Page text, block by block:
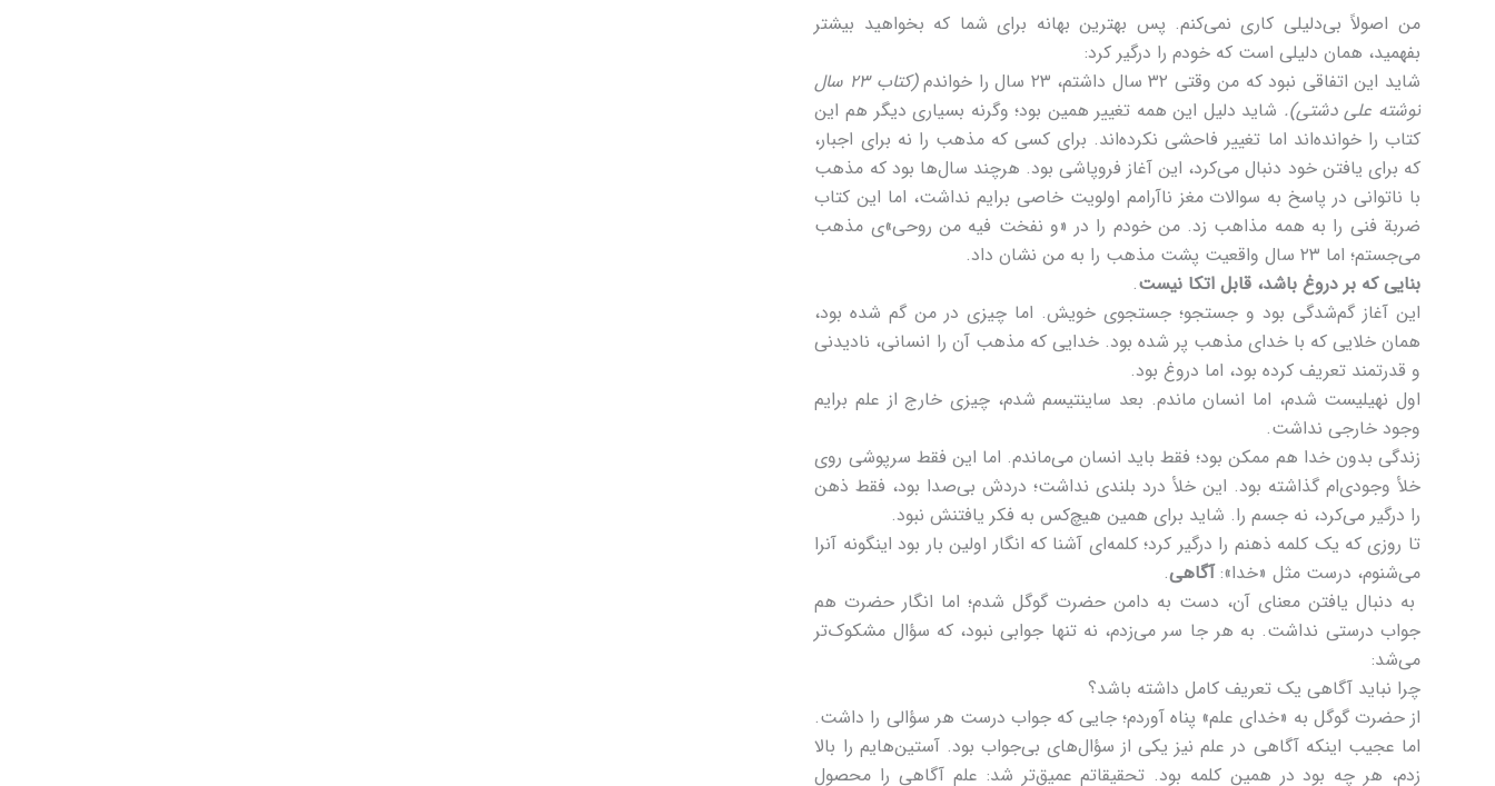
من اصولاً بی‌دلیلی کاری نمی‌کنم. پس بهترین بهانه برای شما که بخواهید بیشتر
بفهمید، همان دلیلی است که خودم را درگیر کرد:
شاید این اتفاقی نبود که من وقتی ۳۲ سال داشتم، ۲۳ سال را خواندم
(کتاب ۲۳ سال
نوشته علی دشتی). شاید دلیل این همه تغییر همین بود؛ وگرنه بسیاری دیگر هم این
کتاب را خوانده‌اند اما تغییر فاحشی نکرده‌اند. برای کسی که مذهب را نه برای اجبار،
که برای یافتن خود دنبال می‌کرد، این آغاز فروپاشی بود. هرچند سال‌ها بود که مذهب
با ناتوانی در پاسخ به سوالات مغز ناآرامم اولویت خاصی برایم نداشت، اما این کتاب
ضربة فنی را به همه مذاهب زد. من خودم را در «و نفخت فیه من روحی»ی مذهب
می‌جستم؛ اما ۲۳ سال واقعیت پشت مذهب را به من نشان داد.
بنایی که بر دروغ باشد، قابل اتکا نیست.
این آغاز گم‌شدگی بود و جستجو؛ جستجوی خویش. اما چیزی در من گم شده بود،
همان خلایی که با خدای مذهب پر شده بود. خدایی که مذهب آن را انسانی، نادیدنی
و قدرتمند تعریف کرده بود، اما دروغ بود.
اول نهیلیست شدم، اما انسان ماندم. بعد ساینتیسم شدم، چیزی خارج از علم برایم
وجود خارجی نداشت.
زندگی بدون خدا هم ممکن بود؛ فقط باید انسان می‌ماندم. اما این فقط سرپوشی روی
خلأ وجودی‌ام گذاشته بود. این خلأ درد بلندی نداشت؛ دردش بی‌صدا بود، فقط ذهن
را درگیر می‌کرد، نه جسم را. شاید برای همین هیچ‌کس به فکر یافتنش نبود.
تا روزی که یک کلمه ذهنم را درگیر کرد؛ کلمه‌ای آشنا که انگار اولین بار بود اینگونه آنرا
می‌شنوم، درست مثل «خدا»:آگاهی.
به دنبال یافتن معنای آن، دست به دامن حضرت گوگل شدم؛ اما انگار حضرت هم
جواب درستی نداشت. به هر جا سر می‌زدم، نه تنها جوابی نبود، که سؤال مشکوک‌تر
می‌شد:
چرا نباید آگاهی یک تعریف کامل داشته باشد؟
از حضرت گوگل به «خدای علم» پناه آوردم؛ جایی که جواب درست هر سؤالی را داشت.
اما عجیب اینکه آگاهی در علم نیز یکی از سؤال‌های بی‌جواب بود. آستین‌هایم را بالا
زدم، هر چه بود در همین کلمه بود. تحقیقاتم عمیق‌تر شد: علم آگاهی را محصول